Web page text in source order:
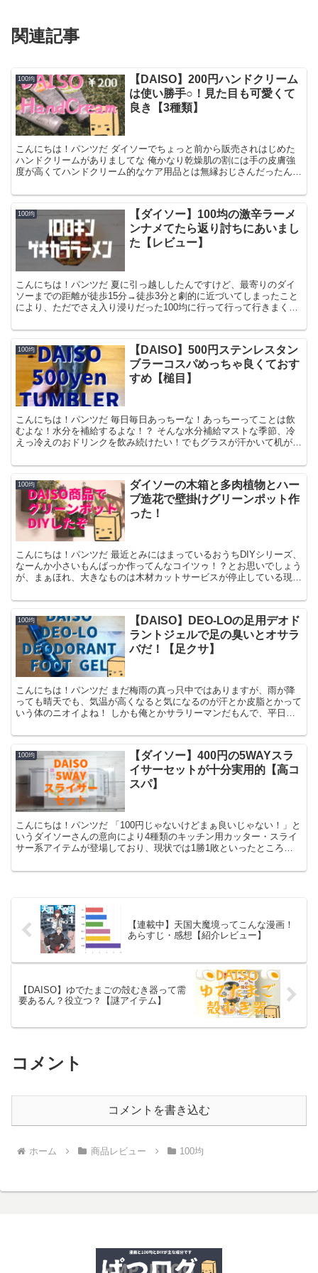
関連記事
100均
【DAISO】200円ハンドクリーム
は使い勝手○！見た目も可愛くて
良き【3種類】
こんにちは！パンツだ ダイソーでちょっと前から販売されはじめた
ハンドクリームがありましてな 俺かなり乾燥肌の割には手の皮膚強
度が高くてハンドクリーム的なケア用品とは無縁おじさんだったんで
100均
【ダイソー】100均の激辛ラーメ
ンナメてたら返り討ちにあいまし
た【レビュー】
こんにちは！パンツだ 夏に引っ越ししたんですけど、最寄りのダイ
ソーまでの距離が徒歩15分→徒歩3分と劇的に近づいてしまったこと
により、ただでさえ入り浸りだった100均に行って行って行きまくる
100均
【DAISO】500円ステンレスタン
ブラーコスパめっちゃ良くておす
すめ【槌目】
こんにちは！パンツだ 毎日毎日あっちーな！あっちーってことは飲
むよな！水分を補給するよな！？ そんな水分補給マストな季節、冷
えっ冷えのおドリンクを飲み続けたい！でもグラスが汗かいて机がび
100均
ダイソーの木箱と多肉植物とハー
ブ造花で壁掛けグリーンポット作
った！
こんにちは！パンツだ 最近とみにはまっているおうちDIYシリーズ、
なーんか小さいもんばっか作ってんなコイツゥ！？とお思いでしょう
が、まぁほれ、大きなものは木材カットサービスが停止している現状
100均
【DAISO】DEO-LOの足用デオド
ラントジェルで足の臭いとオサラ
バだ！【足クサ】
こんにちは！パンツだ まだ梅雨の真っ只中ではありますが、雨が降
っても晴天でも、気温が高くなると気になるのが汗とか皮脂とかって
いう体のニオイよね！ しかも俺とかサラリーマンだもんで、平日は
100均
【ダイソー】400円の5WAYスラ
イサーセットが十分実用的【高コ
スパ】
こんにちは！パンツだ 「100円じゃないけどまぁ良いじゃない！」と
いうダイソーさんの意向により4種類のキッチン用カッター・スライ
サー系アイテムが登場しており、現状では1勝1敗といったところで
【連載中】天国大魔境ってこんな漫画！
あらすじ・感想【紹介レビュー】
【DAISO】ゆでたまごの殻むき器って需
要あるん？役立つ？【謎アイテム】
コメント
コメントを書き込む
ホーム 商品レビュー 100均